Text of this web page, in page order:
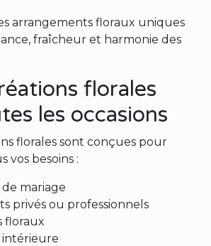
arrangements floraux uniques
fraîcheur et harmonie des
florales
les occasions
florales sont conçues pour
vos besoins :
mariage
privés ou professionnels
floraux